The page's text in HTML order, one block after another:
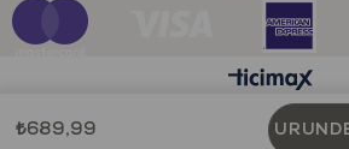
₺689,99